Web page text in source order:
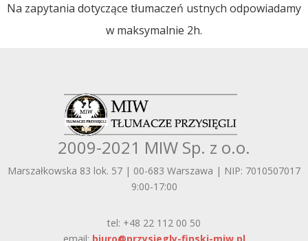
Na zapytania dotyczące tłumaczeń ustnych odpowiadamy
w maksymalnie 2h.
2009-2021 MIW Sp. z o.o.
Marszałkowska 83 lok. 57 | 00-683 Warszawa | NIP: 7010507017
9:00-17:00
tel: +48 22 112 00 50